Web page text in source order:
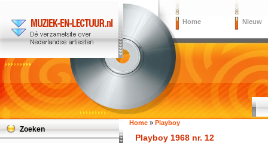
Home Nieuw
Home » Playboy
Playboy 1968 nr. 12
Zoeken